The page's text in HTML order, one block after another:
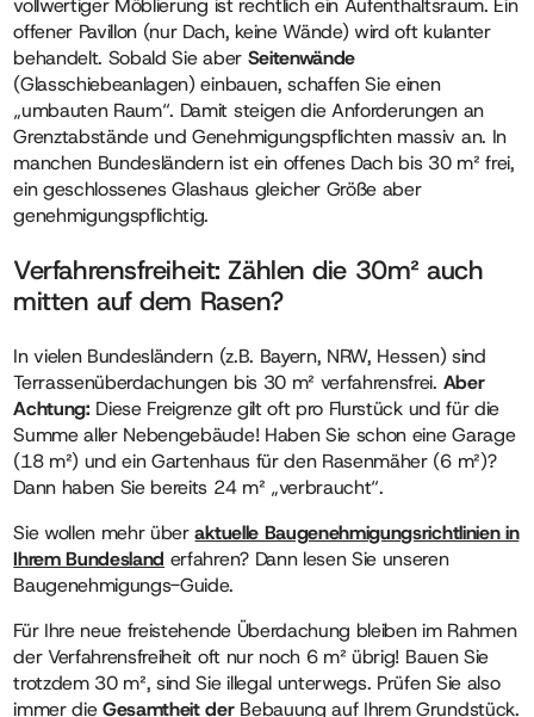
offener Pavillon (nur Dach, keine Wände) wird oft kulanter
behandelt. Sobald Sie aber Seitenwände
(Glasschiebeanlagen) einbauen, schaffen Sie einen
„umbauten Raum“. Damit steigen die Anforderungen an
Grenztabstände und Genehmigungspflichten massiv an. In
manchen Bundesländern ist ein offenes Dach bis 30 m² frei,
ein geschlossenes Glashaus gleicher Größe aber
genehmigungspflichtig.
Verfahrensfreiheit: Zählen die 30m² auch
mitten auf dem Rasen?
In vielen Bundesländern (z.B. Bayern, NRW, Hessen) sind
Terrassenüberdachungen bis 30 m² verfahrensfrei. Aber
Achtung: Diese Freigrenze gilt oft pro Flurstück und für die
Summe aller Nebengebäude! Haben Sie schon eine Garage
(18 m²) und ein Gartenhaus für den Rasenmäher (6 m²)?
Dann haben Sie bereits 24 m² „verbraucht“.
Sie wollen mehr überaktuelle Baugenehmigungsrichtlinien in
Ihrem Bundesland erfahren? Dann lesen Sie unseren
Baugenehmigungs-Guide.
Für Ihre neue freistehende Überdachung bleiben im Rahmen
der Verfahrensfreiheit oft nur noch 6 m² übrig! Bauen Sie
trotzdem 30 m², sind Sie illegal unterwegs. Prüfen Sie also
immer dieGesamtheit der Bebauung auf Ihrem Grundstück.